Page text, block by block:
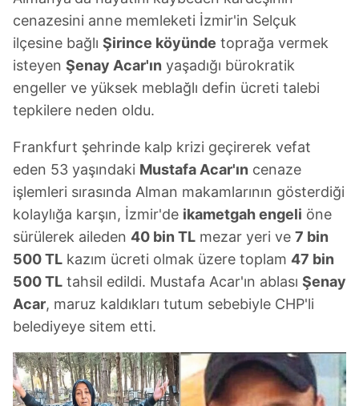
cenazesini anne memleketi İzmir'in Selçuk
ilçesine bağlı Şirince köyünde toprağa vermek
isteyen Şenay Acar'ın yaşadığı bürokratik
engeller ve yüksek meblağlı defin ücreti talebi
tepkilere neden oldu.
Frankfurt şehrinde kalp krizi geçirerek vefat
eden 53 yaşındaki Mustafa Acar'ın cenaze
işlemleri sırasında Alman makamlarının gösterdiği
kolaylığa karşın, İzmir'de ikametgah engeli öne
sürülerek aileden 40 bin TL mezar yeri ve 7 bin
500 TL kazım ücreti olmak üzere toplam 47 bin
500 TL tahsil edildi. Mustafa Acar'ın ablası Şenay
Acar, maruz kaldıkları tutum sebebiyle CHP'li
belediyeye sitem etti.